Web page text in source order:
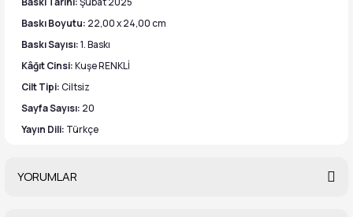
Baskı Boyutu: 22,00 x 24,00 cm
Baskı Sayısı:1. Baskı
Kâğıt Cinsi:Kuşe RENKLİ
Cilt Tipi:Ciltsiz
Sayfa Sayısı: 20
Yayın Dili: Türkçe
YORUMLAR